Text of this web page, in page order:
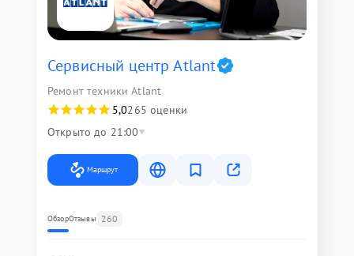
Сервисный центр Atlant
Ремонт техники Atlant
5,0265 оценки
Открыто до 21:00
Маршрут
ОбзорОтзывы 260